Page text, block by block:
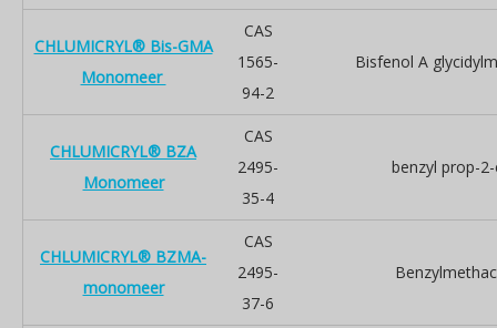
CHLUMICRYL® Bis-GMA
Monomeer
CAS
1565-
94-2
Bisfenol A
CHLUMICRYL® BZA
Monomeer
CAS
2495-
35-4
benzyl prop-
CHLUMICRYL® BZMA-
monomeer
CAS
2495-
37-6